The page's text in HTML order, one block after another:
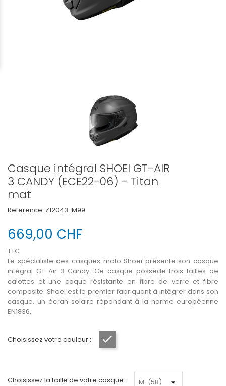
Casque intégral SHOEI GT-AIR
3 CANDY (ECE22-06) - Titan
mat
Reference: Z12043-M99
669,00 CHF
TTC
Le spécialiste des casques moto Shoei présente son casque
intégral GT Air 3 Candy. Ce casque possède trois tailles de
calottes et une coque résistante en fibre de verre et fibre
composite. Shoei est le premier fabriquant à intégrer dans son
casque, un écran solaire répondant à la norme européenne
EN1836.
Choisissez votre couleur :
Choisissez la taille de votre casque :